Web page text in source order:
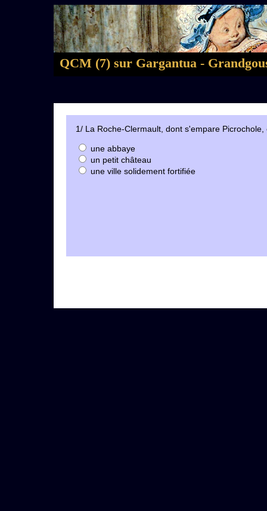
QCM (7) sur Gargantua -
1/ La Roche-Clermault, dont s'empare Picrochole,
une abbaye
un petit château
une ville solidement fortifiée